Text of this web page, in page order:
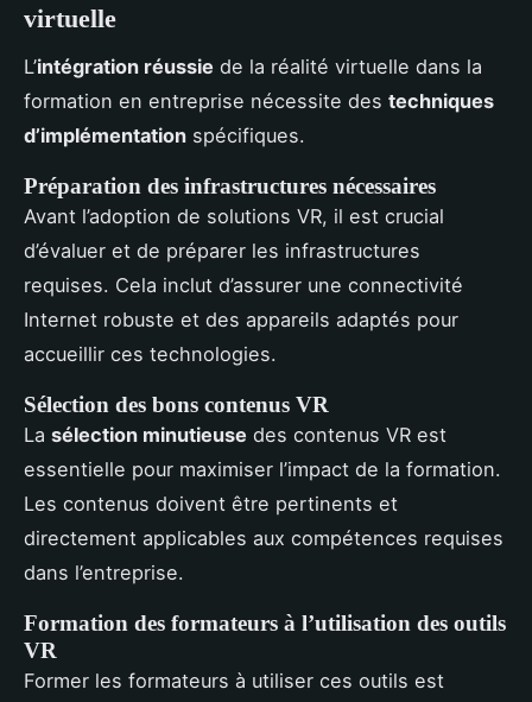
virtuelle
L’intégration réussie de la réalité virtuelle dans la
formation en entreprise nécessite des techniques
d’implémentation spécifiques.
Préparation des infrastructures nécessaires
Avant l’adoption de solutions VR, il est crucial
d’évaluer et de préparer les infrastructures
requises. Cela inclut d’assurer une connectivité
Internet robuste et des appareils adaptés pour
accueillir ces technologies.
Sélection des bons contenus VR
La sélection minutieuse des contenus VR est
essentielle pour maximiser l’impact de la formation.
Les contenus doivent être pertinents et
directement applicables aux compétences requises
dans l’entreprise.
Formation des formateurs à l’utilisation des outils
VR
Former les formateurs à utiliser ces outils est